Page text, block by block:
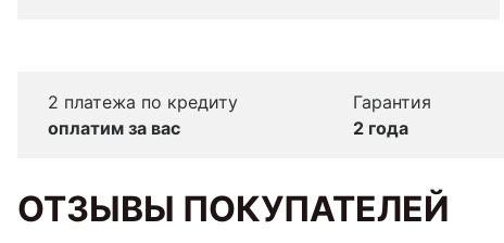
2 платежа по кредиту
оплатим за вас
Гарантия
2 года
ОТЗЫВЫ ПОКУПАТЕЛЕЙ